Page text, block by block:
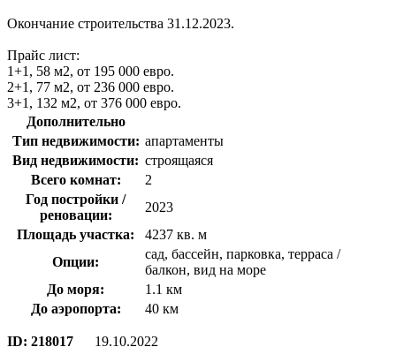
Окончание строительства 31.12.2023.
Прайс лист:
1+1, 58 м2, от 195 000 евро.
2+1, 77 м2, от 236 000 евро.
3+1, 132 м2, от 376 000 евро.
Дополнительно
Тип недвижимости: апартаменты
Вид недвижимости: строящаяся
Всего комнат:
2
Год постройки /
реновации:
2023
Площадь участка:
4237 кв. м
Опции:
сад, бассейн, парковка, терраса /
балкон, вид на море
До моря:
1.1 км
До аэропорта:
40 км
ID: 218017
19.10.2022